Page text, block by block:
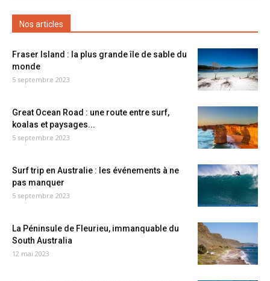
Nos articles
Fraser Island : la plus grande île de sable du
monde
5 septembre 2023
Great Ocean Road : une route entre surf,
koalas et paysages...
5 septembre 2023
Surf trip en Australie : les événements à ne
pas manquer
5 septembre 2023
La Péninsule de Fleurieu, immanquable du
South Australia
12 mai 2023